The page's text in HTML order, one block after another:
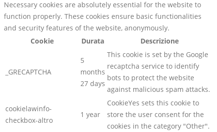
Necessary cookies are absolutely essential for the website to
function properly. These cookies ensure basic functionalities
and security features of the website, anonymously.
Cookie
Durata Descrizione
_GRECAPTCHA
5
months
27 days
This cookie is set by the Google
recaptcha service to identify
bots to protect the website
against malicious spam attacks.
cookielawinfo-
checkbox-altro
1 year
CookieYes sets this cookie to
store the user consent for the
cookies in the category "Other".